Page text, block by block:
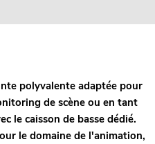
polyvalente adaptée pour
de scène ou en tant
le caisson de basse dédié.
le domaine de l'animation,